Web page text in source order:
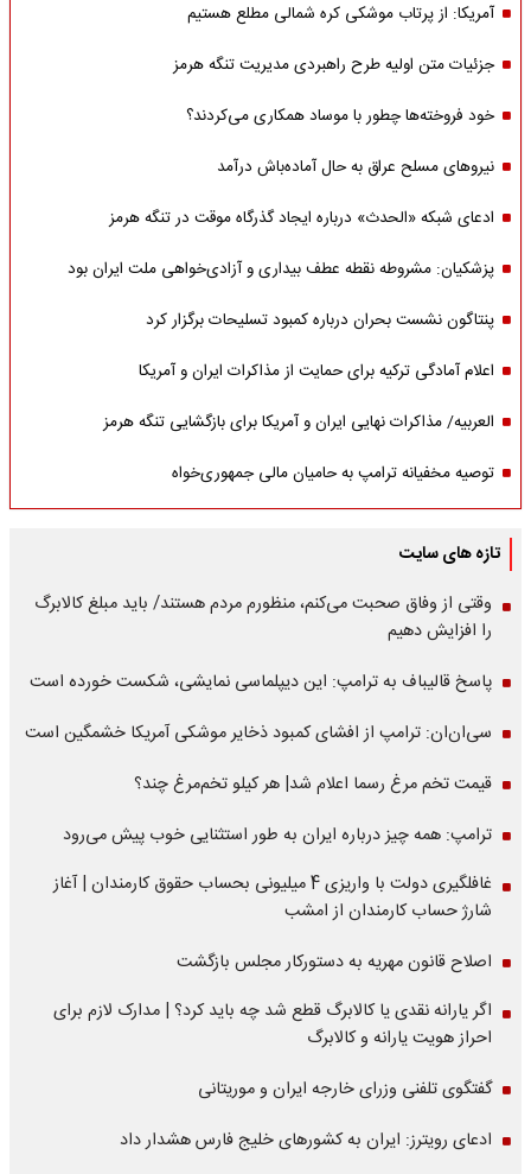
آمریکا: از پرتاب موشکی کره شمالی مطلع هستیم
جزئیات متن اولیه طرح راهبردی مدیریت تنگه هرمز
خود فروخته‌ها چطور با موساد همکاری می‌کردند؟
نیروهای مسلح عراق به حال آماده‌باش درآمد
ادعای شبکه «الحدث» درباره ایجاد گذرگاه موقت در تنگه هرمز
پزشکیان: مشروطه نقطه عطف بیداری و آزادی‌خواهی ملت ایران بود
پنتاگون نشست بحران درباره کمبود تسلیحات برگزار کرد
اعلام آمادگی ترکیه برای حمایت از مذاکرات ایران و آمریکا
العربیه/ مذاکرات نهایی ایران و آمریکا برای بازگشایی تنگه هرمز
توصیه مخفیانه ترامپ به حامیان مالی جمهوری‌خواه
تازه های سایت
وقتی از وفاق صحبت می‌کنم، منظورم مردم هستند/ باید مبلغ کالابرگ
را افزایش دهیم
پاسخ قالیباف به ترامپ: این دیپلماسی نمایشی، شکست خورده است
سی‌ان‌ان: ترامپ از افشای کمبود ذخایر موشکی آمریکا خشمگین است
قیمت تخم مرغ رسما اعلام شد| هر کیلو تخم‌مرغ چند؟
ترامپ: همه چیز درباره ایران به طور استثنایی خوب پیش می‌رود
غافلگیری دولت با واریزی 4 میلیونی بحساب حقوق کارمندان | آغاز
شارژ حساب کارمندان از امشب
اصلاح قانون مهریه به دستورکار مجلس بازگشت
اگر یارانه نقدی یا کالابرگ قطع شد چه باید کرد؟ | مدارک لازم برای
احراز هویت یارانه و کالابرگ
گفتگوی تلفنی وزرای خارجه ایران و موریتانی
ادعای رویترز: ایران به کشورهای خلیج فارس هشدار داد